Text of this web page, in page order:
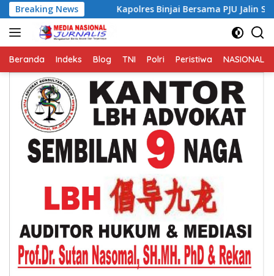
Langsung
ke
konten
Breaking NewsKapolres Binjai Bersama PJU Jalin Sinergi dengan
Beranda Indeks Blog TNI Polri Peristiwa NASIONAL